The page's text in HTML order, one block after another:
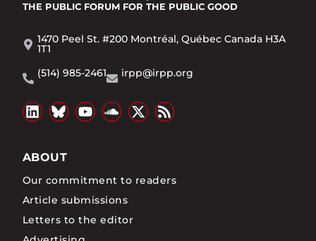
THE PUBLIC FORUM FOR THE PUBLIC GOOD
1470 Peel St. #200 Montréal, Québec Canada H3A
1T1
(514) 985-2461
irpp@irpp.org
ABOUT
Our commitment to readers
Article submissions
Letters to the editor